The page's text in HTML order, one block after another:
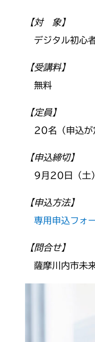
【対 象】
デジタル初心
【受講料】
無料
【定員】
20名（申込が
【申込締切】
9月20日（土
【申込方法】
専用申込フォ
【問合せ】
薩摩川内市未